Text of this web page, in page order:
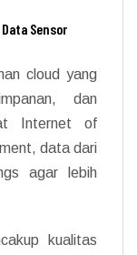
Sensor
cloud yang
dan
Internet of
data dari
agar lebih
kualitas